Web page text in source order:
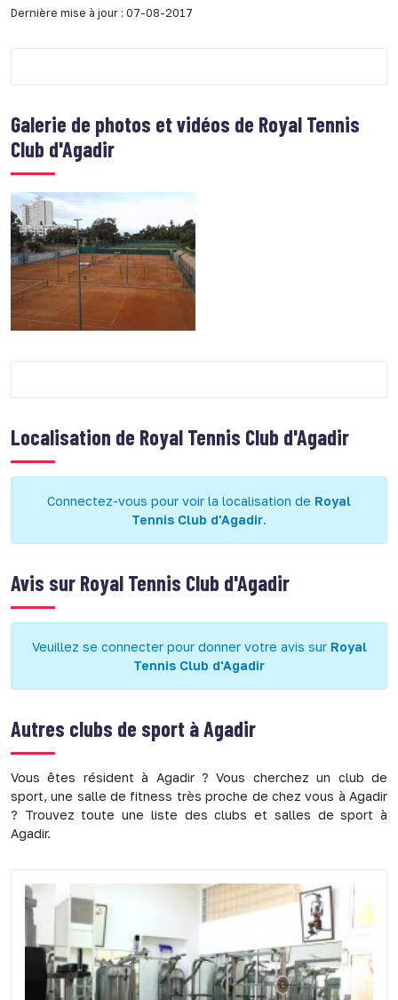
Dernière mise à jour : 07-08-2017
Galerie de photos et vidéos de Royal Tennis
Club d'Agadir
Localisation de Royal Tennis Club d'Agadir
Connectez-vous pour voir la localisation de Royal
Tennis Club d'Agadir.
Avis sur Royal Tennis Club d'Agadir
Veuillez se connecter pour donner votre avis sur Royal
Tennis Club d'Agadir
Autres clubs de sport àAgadir
Vous êtes résident à Agadir ? Vous cherchez un club de
sport, une salle de fitness très proche de chez vous à Agadir
? Trouvez toute une liste des clubs et salles de sport à
Agadir.